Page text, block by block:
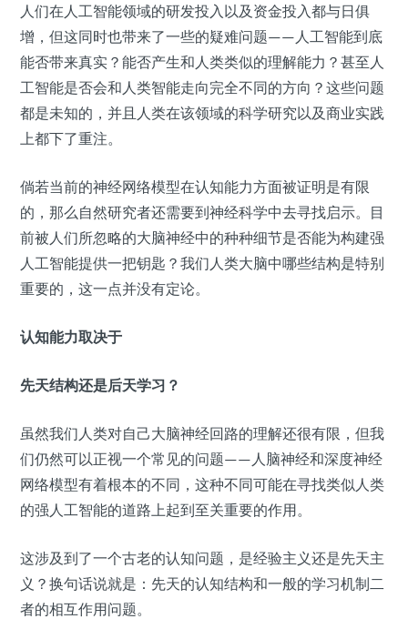
人们在人工智能领域的研发投入以及资金投入都与日俱
增，但这同时也带来了一些的疑难问题—— 人工智能到底
能否带来真实？能否产生和人类类似的理解能力？甚至人
工智能是否会和人类智能走向完全不同的方向？ 这些问题
都是未知的，并且人类在该领域的科学研究以及商业实践
上都下了重注。
倘若当前的神经网络模型在认知能力方面被证明是有限
的，那么自然研究者还需要到神经科学中去寻找启示。 目
前被人们所忽略的大脑神经中的种种细节是否能为构建强
人工智能提供一把钥匙？ 我们人类大脑中哪些结构是特别
重要的，这一点并没有定论。
认知能力取决于
先天结构还是后天学习？
虽然我们人类对自己大脑神经回路的理解还很有限，但我
们仍然可以正视一个常见的问题—— 人脑神经和深度神经
网络模型有着根本的不同，这种不同可能在寻找类似人类
的强人工智能的道路上起到至关重要的作用。
这涉及到了一个古老的认知问题，是经验主义还是先天主
义？换句话说就是：先天的认知结构和一般的学习机制二
者的相互作用问题。